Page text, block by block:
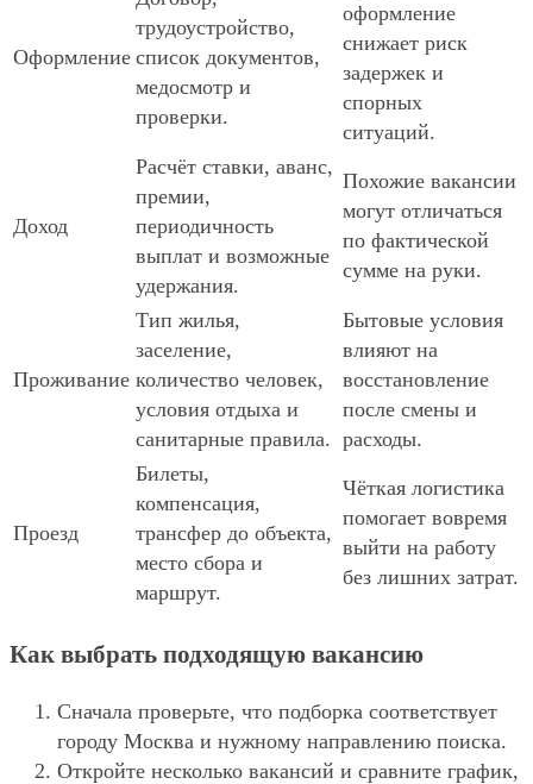
Оформление
трудоустройство,
список документов,
медосмотр и
проверки.
оформление
снижает риск
задержек и
спорных
ситуаций.
Доход
Расчёт ставки, аванс,
премии,
периодичность
выплат и возможные
удержания.
Похожие вакансии
могут отличаться
по фактической
сумме на руки.
Проживание
Тип жилья,
заселение,
количество человек,
условия отдыха и
санитарные правила.
Бытовые условия
влияют на
восстановление
после смены и
расходы.
Проезд
Билеты,
компенсация,
трансфер до объекта,
место сбора и
маршрут.
Чёткая логистика
помогает вовремя
выйти на работу
без лишних затрат.
Как выбрать подходящую вакансию
Сначала проверьте, что подборка соответствует
городу Москва и нужному направлению поиска.
Откройте несколько вакансий и сравните график,